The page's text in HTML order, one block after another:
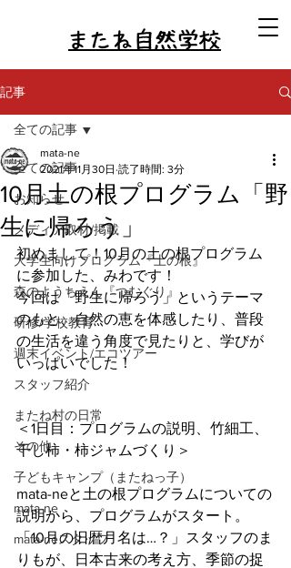
またね自然学校
記事
全ての記事
お知らせ
メディア取材/掲載
大学生向けプログラム『土の根』
森のようちえん『つむぐり』
研修/学校教育
週末イベント/エコツアー
スタッフ紹介
またね村の日常
その他
子どもキャンプ（またねっ子）
mata-ne
mata-neスタッフ
全ての記事
10月土の根プログラム「野
生に帰ろう」
mata-ne
2021年11月30日 読了時間: 3分
初めまして！10月の土の根プログラム
に参加した、みわです！
今回は「野生に帰ろう」というテーマ
のもと、自然の恵を体感したり、普段
の生活を違う角度で見たりと、学びが
いっぱいでした！
＜1日目：プログラムの説明、竹細工、
干し柿・柿ジャムづくり＞
mata-neと土の根プログラムについての
説明から、プログラムがスタート。
「10月の旧暦月名は…？」スタッフのま
りもが、日本古来の考え方、季節の捉